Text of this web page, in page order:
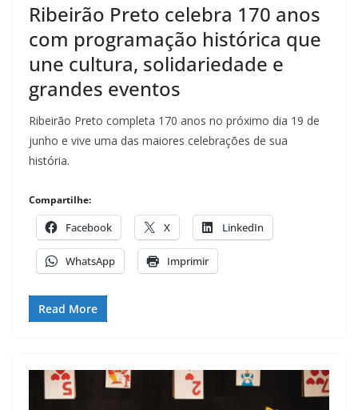
Ribeirão Preto celebra 170 anos
com programação histórica que
une cultura, solidariedade e
grandes eventos
Ribeirão Preto completa 170 anos no próximo dia 19 de
junho e vive uma das maiores celebrações de sua
história.
Compartilhe:
Facebook X LinkedIn
WhatsApp Imprimir
Read More